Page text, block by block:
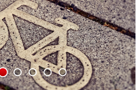
2 3 4 5 6